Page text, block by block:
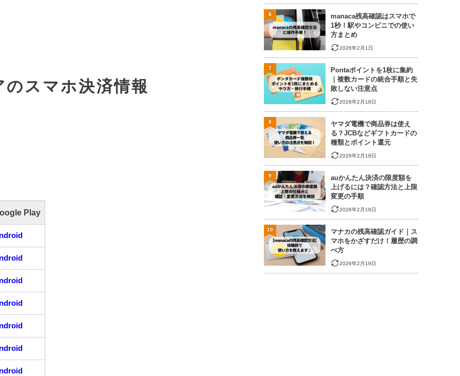
スマホ決済情報
Play
manaca残高確認はスマホで
1秒！駅やコンビニでの使い
方まとめ
2026年2月1日
6
Pontaポイントを1枚に集約
｜複数カードの統合手順と失
敗しない注意点
2026年2月18日
7
ヤマダ電機で商品券は使え
る？JCBなどギフトカードの
種類とポイント還元
2026年2月18日
8
auかんたん決済の限度額を
上げるには？確認方法と上限
変更の手順
2026年2月18日
9
マナカの残高確認ガイド｜ス
マホをかざすだけ！履歴の調
べ方
2026年2月19日
10